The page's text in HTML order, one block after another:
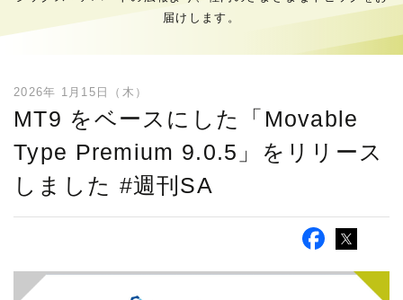
届けします。
2026年 1月15日（木）
MT9 をベースにした「Movable
Type Premium 9.0.5」をリリース
しました #週刊SA